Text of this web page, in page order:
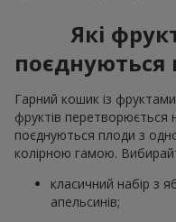
Які
Гарний кошик із
фруктів перетворюється
поєднуються плоди з
колірною гамою.
класичний набір з
апельсинів;